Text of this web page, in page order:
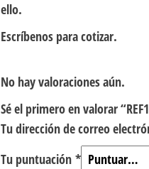
ello.
Escríbenos para cotizar.
No hay valoraciones aún.
Sé el primero en valorar
Tu dirección de correo
Tu puntuación *